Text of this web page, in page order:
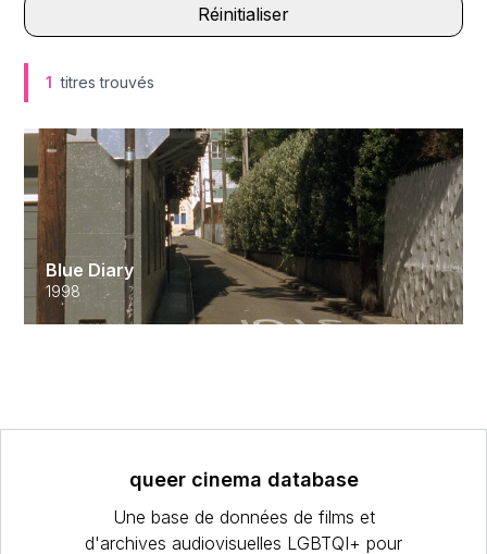
Réinitialiser
1 titres trouvés
Blue Diary
1998
queer cinema database
Une base de données de films et
d'archives audiovisuelles LGBTQI+ pour